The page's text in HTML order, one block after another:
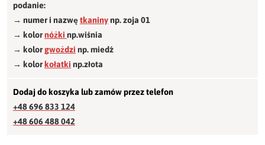
podanie:
→ numer i nazwętkaninynp. zoja 01
→ kolornóżki np.wiśnia
→ kolorgwożdzi np. miedź
→ kolorkołatki np.złota
Dodaj do koszyka lub zamów przez telefon
+48 696 833 124
+48 606 488 042